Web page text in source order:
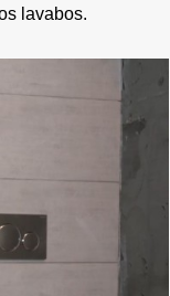
lavabos.